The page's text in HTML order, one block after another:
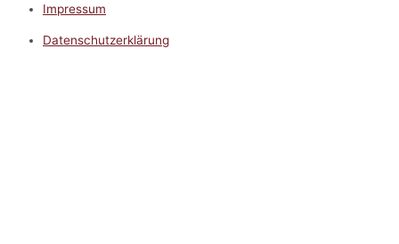
Impressum
Datenschutzerklärung